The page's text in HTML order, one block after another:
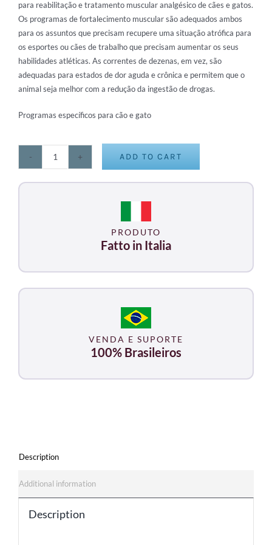
para reabilitação e tratamento muscularanalgésico de cães e gatos.
Os programas de fortalecimento muscular são adequados ambos
para os assuntos que precisam recupere uma situação atrófica para
os esportes ou cães de trabalho que precisam aumentar os seus
habilidades atléticas. As correntes de dezenas, em vez, são
adequadas para estados de dor aguda e crônica e permitem que o
animal seja melhor com a redução da ingestão de drogas.
Programas específicos para cão e gato
STIMVET
ADD TO CART
PRODUTO
Fatto in Italia
VENDA E SUPORTE
100% Brasileiros
Description
Additional information
Description